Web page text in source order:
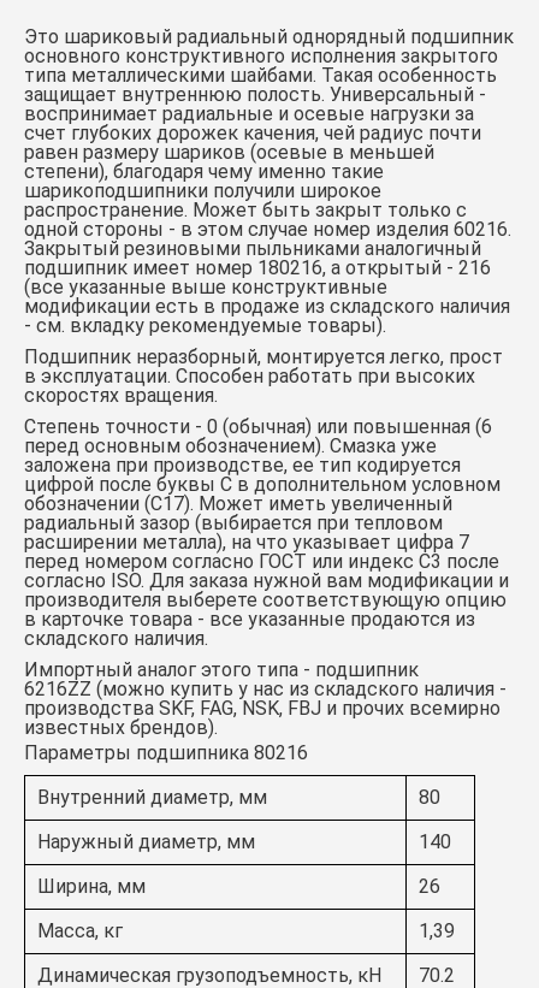
Это шариковый радиальный однорядный подшипник
основного конструктивного исполнения закрытого
типа металлическими шайбами. Такая особенность
защищает внутреннюю полость. Универсальный -
воспринимает радиальные и осевые нагрузки за
счет глубоких дорожек качения, чей радиус почти
равен размеру шариков (осевые в меньшей
степени), благодаря чему именно такие
шарикоподшипники получили широкое
распространение. Может быть закрыт только с
одной стороны - в этом случае номер изделия 60216.
Закрытый резиновыми пыльниками аналогичный
подшипник имеет номер 180216, а открытый - 216
(все указанные выше конструктивные
модификации есть в продаже из складского наличия
- см. вкладку рекомендуемые товары).
Подшипник неразборный, монтируется легко, прост
в эксплуатации. Способен работать при высоких
скоростях вращения.
Степень точности - 0 (обычная) или повышенная (6
перед основным обозначением). Смазка уже
заложена при производстве, ее тип кодируется
цифрой после буквы С в дополнительном условном
обозначении (С17). Может иметь увеличенный
радиальный зазор (выбирается при тепловом
расширении металла), на что указывает цифра 7
перед номером согласно ГОСТ или индекс С3 после
согласно ISO. Для заказа нужной вам модификации и
производителя выберете соответствующую опцию
в карточке товара - все указанные продаются из
складского наличия.
Импортный аналог этого типа - подшипник
6216ZZ (можно купить у нас из складского наличия -
производства SKF, FAG, NSK, FBJ и прочих всемирно
известных брендов).
Параметры подшипника 80216
Внутренний диаметр, мм
80
Наружный диаметр, мм
140
Ширина, мм
26
Масса, кг
1,39
Динамическая грузоподъемность, кН
70.2